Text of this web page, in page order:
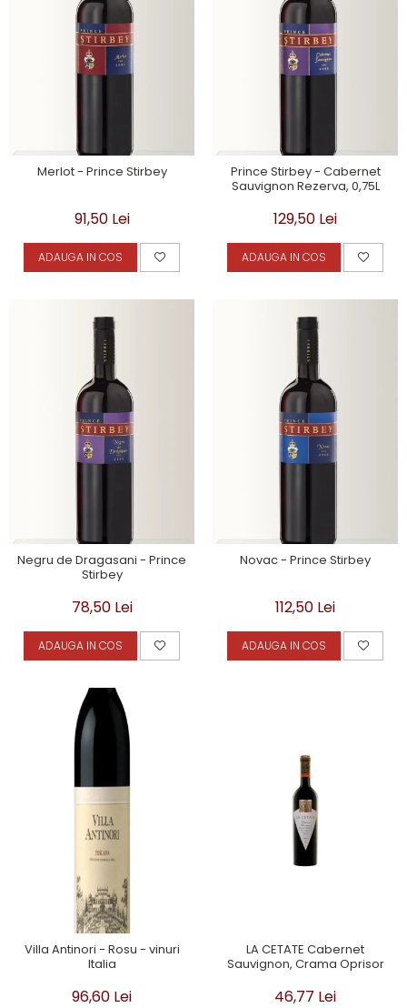
Merlot - Prince Stirbey
91,50 Lei
ADAUGA IN COS
Prince Stirbey - Cabernet
Sauvignon Rezerva, 0,75L
129,50 Lei
ADAUGA IN COS
Negru de Dragasani - Prince
Stirbey
78,50 Lei
ADAUGA IN COS
Novac - Prince Stirbey
112,50 Lei
ADAUGA IN COS
Villa Antinori - Rosu - vinuri
Italia
96,60 Lei
LA CETATE Cabernet
Sauvignon, Crama Oprisor
46,77 Lei